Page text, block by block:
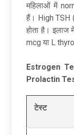
महिलाओं में
हैं। High TSH
होता है।
mcg या L
Estrogen
Prolactin
टेस्ट